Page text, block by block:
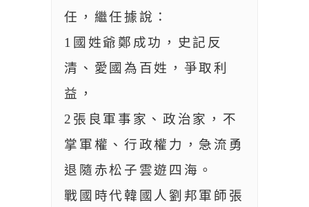
任，繼任據說：
1國姓爺鄭成功，史記反
清、愛國為百姓，爭取利
益，
2張良軍事家、政治家，不
掌軍權、行政權力，急流勇
退隨赤松子雲遊四海。
戰國時代韓國人劉邦軍師張